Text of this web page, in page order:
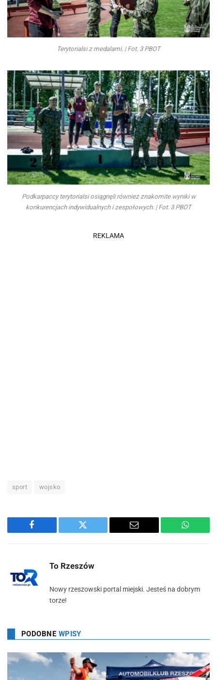
Terytorialsi z medalami. | Fot. 3 PBOT
Podkarpaccy terytorialsi osiągnęli również znakomite wyniki w
konkurencjach indywidualnych i zespołowych. | Fot. 3 PBOT
REKLAMA
sport wojsko
Facebook Twitter Email
To Rzeszów
Nowy rzeszowski portal miejski. Jesteś na dobrym
torze!
PODOBNE WPISY